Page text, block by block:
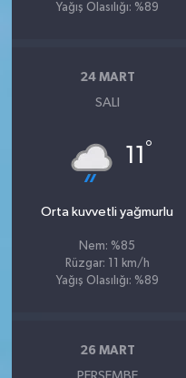
Yağış Olasılığı: %89
24 MART
SALI
11 °
Orta kuvvetli yağmurlu
Nem: %85
Rüzgar: 11 km/h
Yağış Olasılığı: %89
26 MART